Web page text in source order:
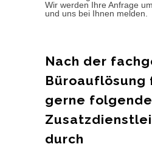
Wir werden Ihre Anfrage
und uns bei Ihnen melden.
Nach der
Büroauflösung
gerne folgende
durch